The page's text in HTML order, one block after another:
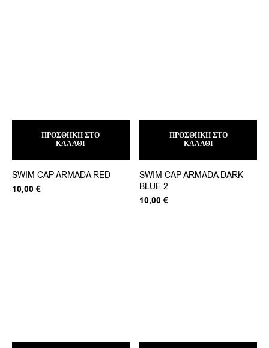
ΠΡΟΣΘΉΚΗ ΣΤΟ
ΚΑΛΆΘΙ
SWIM CAP ARMADA RED
10,00 €
ΠΡΟΣΘΉΚΗ ΣΤΟ
ΚΑΛΆΘΙ
SWIM CAP ARMADA DARK
BLUE 2
10,00€